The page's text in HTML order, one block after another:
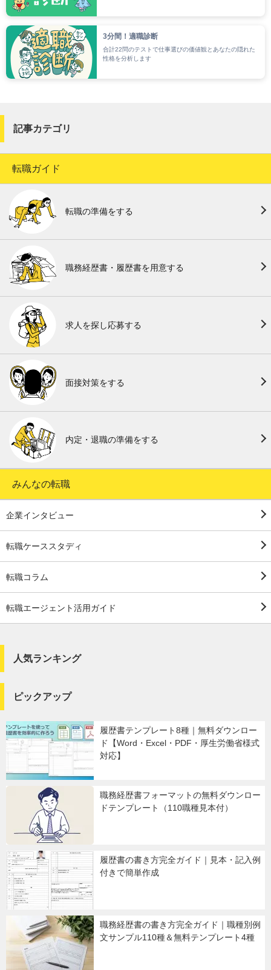
3分間！適職診断
合計22問のテストで仕事選びの価値観とあなたの隠れた
性格を分析します
記事カテゴリ
転職ガイド
転職の準備をする
職務経歴書・履歴書を用意する
求人を探し応募する
面接対策をする
内定・退職の準備をする
みんなの転職
企業インタビュー
転職ケーススタディ
転職コラム
転職エージェント活用ガイド
人気ランキング
ピックアップ
履歴書テンプレート8種｜無料ダウンロー
ド【Word・Excel・PDF・厚生労働省様式
対応】
職務経歴書フォーマットの無料ダウンロー
ドテンプレート（110職種見本付）
履歴書の書き方完全ガイド｜見本・記入例
付きで簡単作成
職務経歴書の書き方完全ガイド｜職種別例
文サンプル110種＆無料テンプレート4種